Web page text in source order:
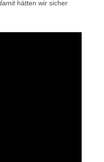
hätten wir sicher